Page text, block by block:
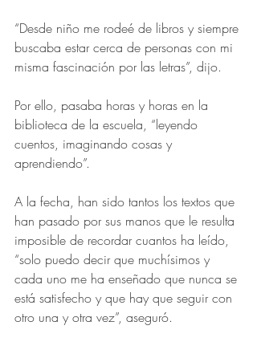
“Desde niño me rodeé de libros y siempre
buscaba estar cerca de personas con mi
misma fascinación por las letras”, dijo.
Por ello, pasaba horas y horas en la
biblioteca de la escuela, “leyendo
cuentos, imaginando cosas y
aprendiendo”.
A la fecha, han sido tantos los textos que
han pasado por sus manos que le resulta
imposible de recordar cuantos ha leído,
“solo puedo decir que muchísimos y
cada uno me ha enseñado que nunca se
está satisfecho y que hay que seguir con
otro una y otra vez”, aseguró.